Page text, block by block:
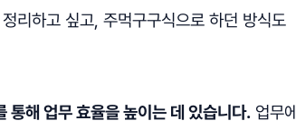
리하고 싶고, 주먹구구식으로 하던 방식도
해 업무 효율을 높이는 데 있습니다. 업무에